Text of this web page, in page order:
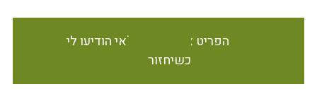
הפריט אינו זמין במלאי הודיעו לי
כשיחזור